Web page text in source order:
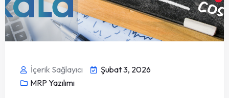
İçerik Sağlayıcı
Şubat 3, 2026
MRP Yazılımı